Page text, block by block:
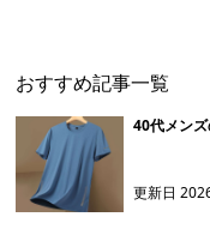
おすすめ記事一覧
40代メン
更新日